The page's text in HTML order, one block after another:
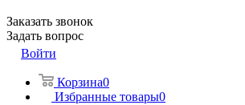
Заказать звонок
Задать вопрос
Войти
Корзина0
Избранные товары0